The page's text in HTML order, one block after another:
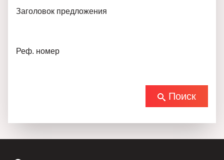
Заголовок предложения
Реф. номер
Поиск